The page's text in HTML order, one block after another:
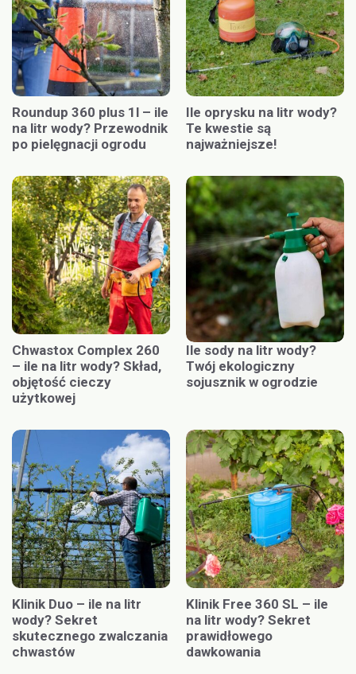
Roundup 360 plus 1l – ile
na litr wody? Przewodnik
po pielęgnacji ogrodu
Ile oprysku na litr wody?
Te kwestie są
najważniejsze!
Chwastox Complex 260
– ile na litr wody? Skład,
objętość cieczy
użytkowej
Ile sody na litr wody?
Twój ekologiczny
sojusznik w ogrodzie
Klinik Duo – ile na litr
wody? Sekret
skutecznego zwalczania
chwastów
Klinik Free 360 SL – ile
na litr wody? Sekret
prawidłowego
dawkowania